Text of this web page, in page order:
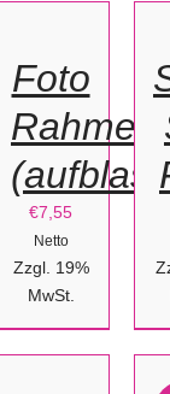
DETAILS
Foto
Rahmen
€7,55
Netto
Zzgl. 19%
MwSt.